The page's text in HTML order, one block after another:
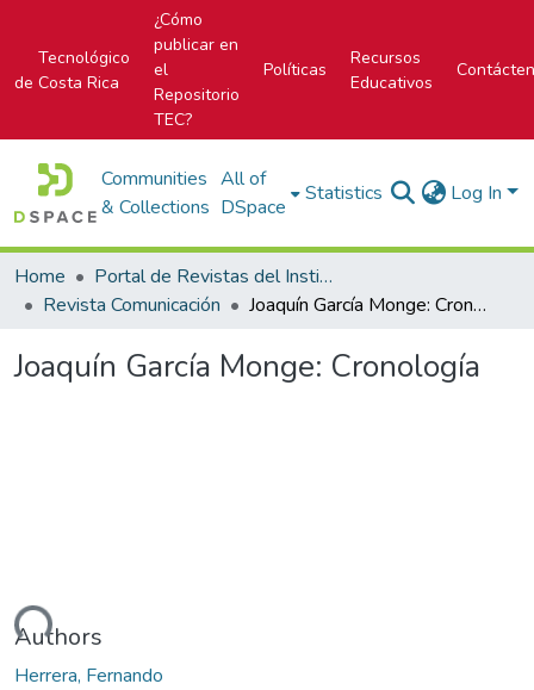
Tecnológico
de Costa Rica
¿Cómo
publicar en
el
Repositorio
TEC?
Políticas
Recursos
Educativos
Communities
& Collections
All of
DSpace
Statistics Log In
Home
Portal de Revistas del Instituto Tecnológico de Costa Rica
Revista Comunicación
Joaquín García Monge: Cronología
Joaquín García Monge: Cronología
Authors
Herrera, Fernando